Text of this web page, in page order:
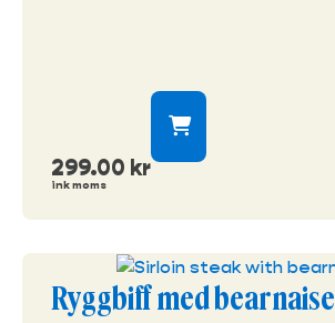
299.00 kr
ink moms
Ryggbiff med bearnaise